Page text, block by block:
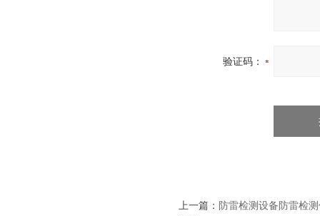
验证码：
上一篇： 防雷检测设备防雷检